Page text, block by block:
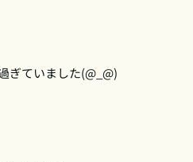
ぎていました(@_@)